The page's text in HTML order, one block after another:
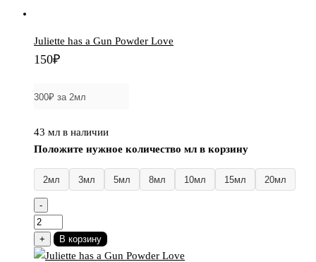
Juliette has a Gun Powder Love
150₽
43 мл в наличии
Положите нужное количество мл в корзину
2мл 3мл 5мл 8мл 10мл 15мл 20мл
-
Количество
товара
Juliette
+ В корзину